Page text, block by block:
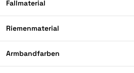
Fallmaterial
Riemenmaterial
Armbandfarben